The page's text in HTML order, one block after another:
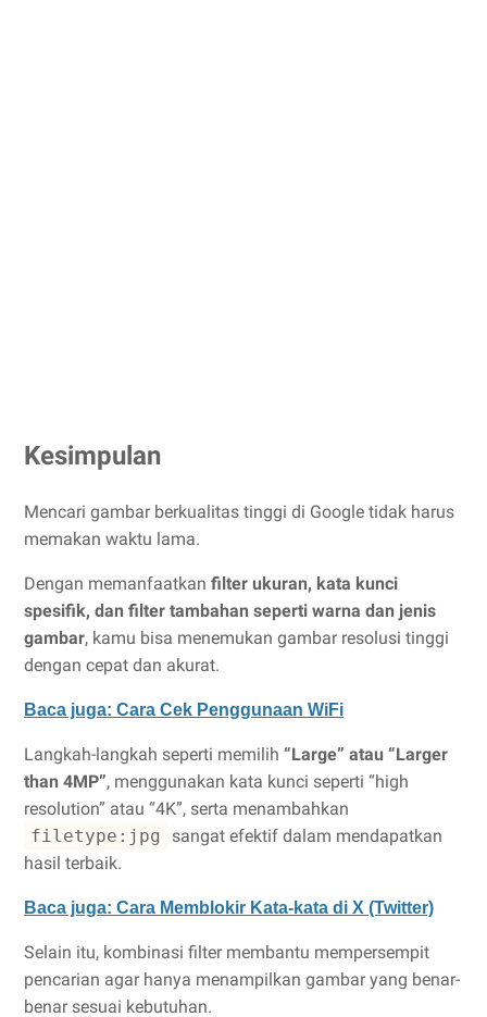
Kesimpulan
Mencari gambar berkualitas tinggi di Google tidak harus
memakan waktu lama.
Dengan memanfaatkan filter ukuran, kata kunci
spesifik, dan filter tambahan seperti warna dan jenis
gambar, kamu bisa menemukan gambar resolusi tinggi
dengan cepat dan akurat.
Baca juga: Cara Cek Penggunaan WiFi
Langkah-langkah seperti memilih “Large” atau “Larger
than 4MP”, menggunakan kata kunci seperti “high
resolution” atau “4K”, serta menambahkan
filetype:jpg
sangat efektif dalam mendapatkan
hasil terbaik.
Baca juga: Cara Memblokir Kata-kata di X (Twitter)
Selain itu, kombinasi filter membantu mempersempit
pencarian agar hanya menampilkan gambar yang benar-
benar sesuai kebutuhan.